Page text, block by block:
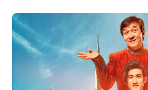
Showtime
HoReCa
แพ็กเกจสำหรับผู้ประกอ
หาร้านร่วมรายการ
FAQs